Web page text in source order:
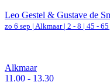
Leo Gestel & Gustave de
zo 6 sep | Alkmaar | 2 - 8 | 45 -
Alkmaar
11.00 - 13.30